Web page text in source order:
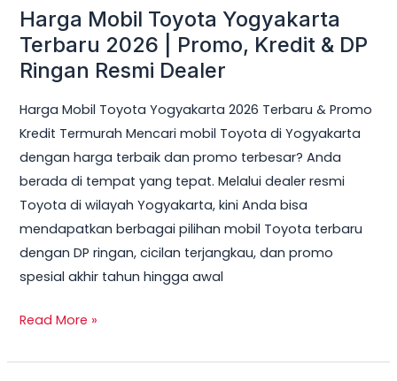
Harga Mobil Toyota Yogyakarta
Terbaru 2026 | Promo, Kredit & DP
Ringan Resmi Dealer
Harga Mobil Toyota Yogyakarta 2026 Terbaru & Promo
Kredit Termurah Mencari mobil Toyota di Yogyakarta
dengan harga terbaik dan promo terbesar? Anda
berada di tempat yang tepat. Melalui dealer resmi
Toyota di wilayah Yogyakarta, kini Anda bisa
mendapatkan berbagai pilihan mobil Toyota terbaru
dengan DP ringan, cicilan terjangkau, dan promo
spesial akhir tahun hingga awal
Harga
Mobil
Toyota
Terbaru
2026
|
Promo,
Kredit
&
DP
Ringan
Dealer
Read More »